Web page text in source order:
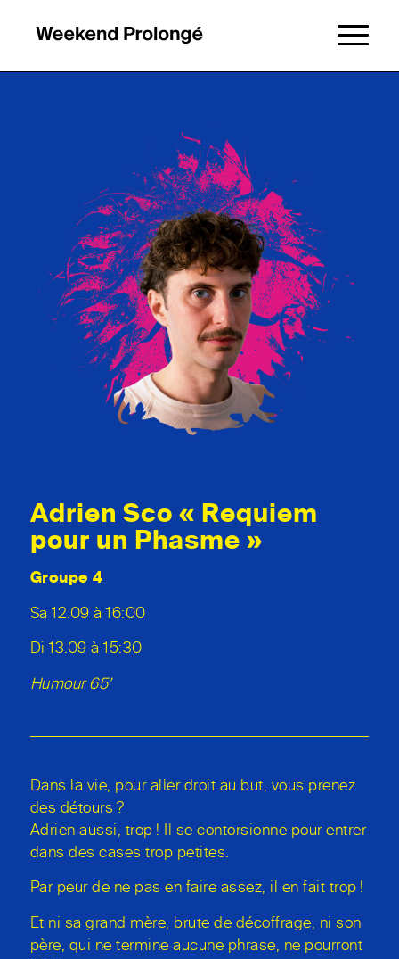
Adrien Sco « Requiem
pour un Phasme »
Groupe 4
Sa 12.09 à 16:00
Di 13.09 à 15:30
Humour 65’
Dans la vie, pour aller droit au but, vous prenez
des détours ?
Adrien aussi, trop ! Il se contorsionne pour entrer
dans des cases trop petites.
Par peur de ne pas en faire assez, il en fait trop !
Et ni sa grand mère, brute de décoffrage, ni son
père, qui ne termine aucune phrase, ne pourront